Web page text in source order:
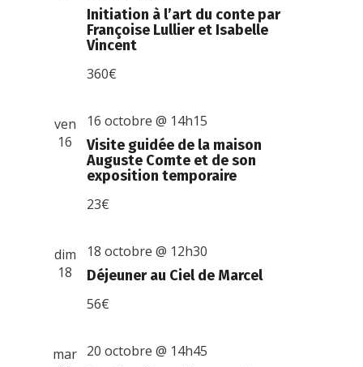
Initiation à l’art du conte par
Françoise Lullier et Isabelle
Vincent
360€
ven
16
Visite guidée de la maison
Auguste Comte et de son
exposition temporaire
16 octobre @ 14h15
23€
dim
18
Déjeuner au Ciel de Marcel
18 octobre @ 12h30
56€
mar 20 octobre @ 14h45